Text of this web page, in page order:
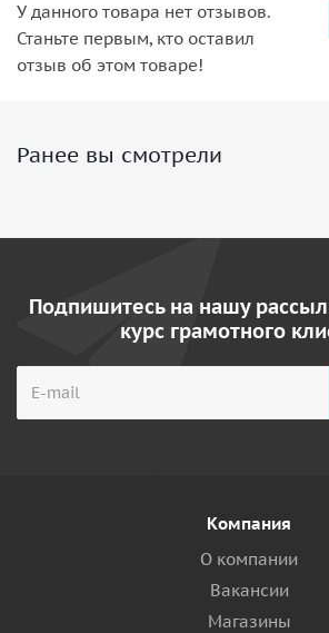
У данного товара нет отзывов.
Станьте первым, кто оставил
отзыв об этом товаре!
Ранее вы смотрели
Подпишитесь на нашу
курс грамотного
Компания
О компании
Вакансии
Магазины